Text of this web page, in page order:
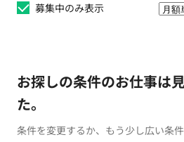
募集中のみ表示
お探しの条件のお仕事は
た。
条件を変更するか、もう少し広い条